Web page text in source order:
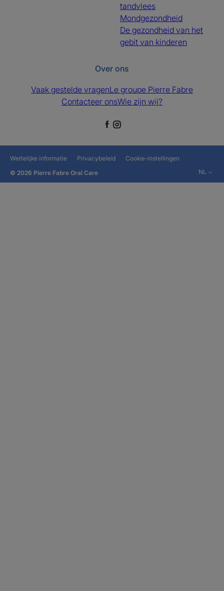
tandvlees
Mondgezondheid
De gezondheid van het
gebit van kinderen
Over ons
Vaak gestelde vragenLe groupe Pierre Fabre
Contacteer onsWie zijn wij?
Wettelijke informatie Privacybeleid
Cookie-instellingen
© 2026 Pierre Fabre Oral Care
NL